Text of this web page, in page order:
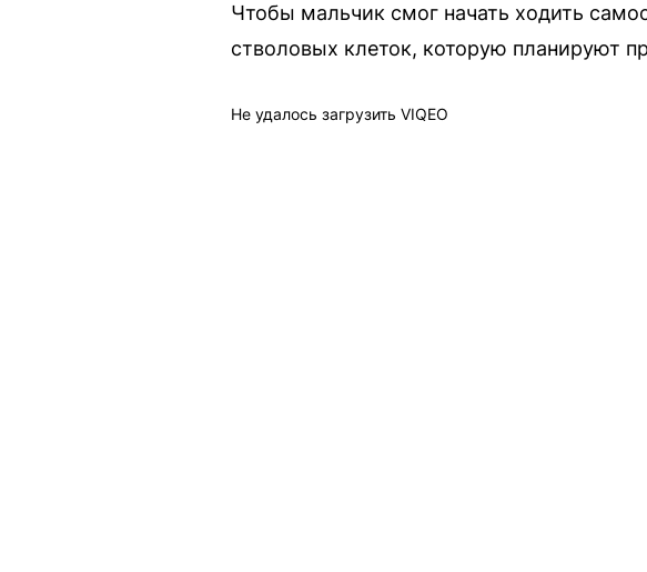
Чтобы мальчик смог начать ходить
стволовых клеток, которую планируют
Не удалось загрузить VIQEO